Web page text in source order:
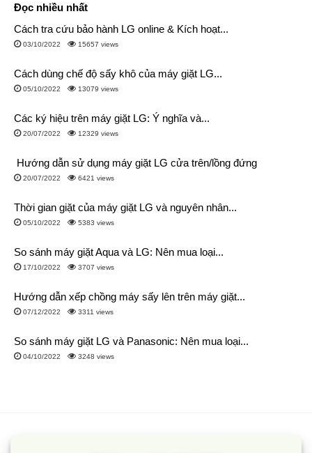
Đọc nhiều nhất
Cách tra cứu bảo hành LG online & Kích hoạt...
03/10/2022 15657 views
Cách dùng chế độ sấy khô của máy giặt LG...
05/10/2022 13079 views
Các ký hiệu trên máy giặt LG: Ý nghĩa và...
20/07/2022 12329 views
Hướng dẫn sử dụng máy giặt LG cửa trên/lồng đứng
20/07/2022 6421 views
Thời gian giặt của máy giặt LG và nguyên nhân...
05/10/2022 5383 views
So sánh máy giặt Aqua và LG: Nên mua loại...
17/10/2022 3707 views
Hướng dẫn xếp chồng máy sấy lên trên máy giặt...
07/12/2022 3311 views
So sánh máy giặt LG và Panasonic: Nên mua loại...
04/10/2022 3248 views